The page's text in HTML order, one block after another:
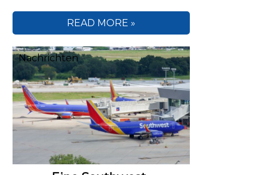
READ MORE »
Nachrichten